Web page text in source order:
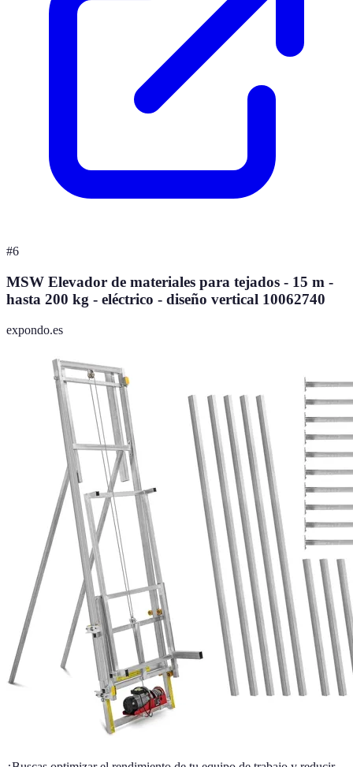
#6
MSW Elevador de materiales para tejados - 15 m -
hasta 200 kg - eléctrico - diseño vertical 10062740
expondo.es